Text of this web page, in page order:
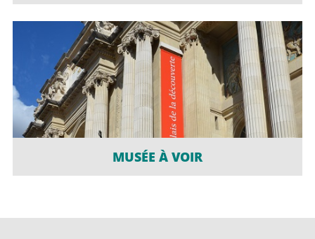
MUSÉE À VOIR